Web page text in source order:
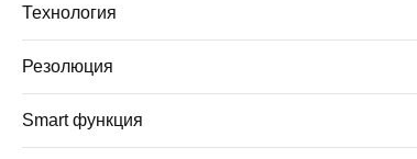
Технология
Резолюция
Smart функция